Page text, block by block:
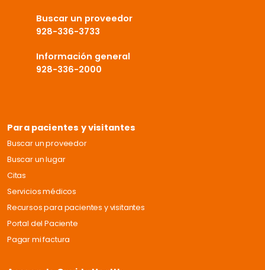
Buscar un proveedor
928-336-3733
Información general
928-336-2000
Para pacientes y visitantes
Buscar un proveedor
Buscar un lugar
Citas
Servicios médicos
Recursos para pacientes y visitantes
Portal del Paciente
Pagar mi factura